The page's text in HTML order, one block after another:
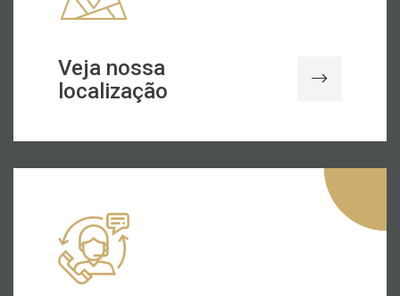
Veja nossa
localização